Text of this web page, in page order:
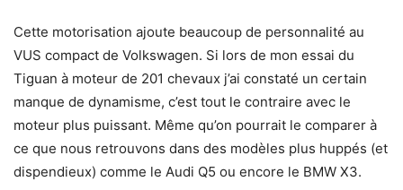
Cette motorisation ajoute beaucoup de personnalité au
VUS compact de Volkswagen. Si lors de mon essai du
Tiguan à moteur de 201 chevaux j’ai constaté un certain
manque de dynamisme, c’est tout le contraire avec le
moteur plus puissant. Même qu’on pourrait le comparer à
ce que nous retrouvons dans des modèles plus huppés (et
dispendieux) comme le Audi Q5 ou encore le BMW X3.